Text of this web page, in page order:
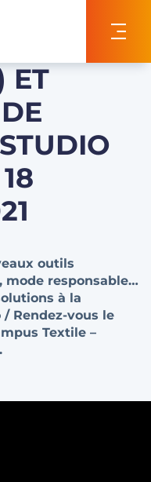
ET
outils
mode responsable…
à la
Rendez-vous le
Textile –